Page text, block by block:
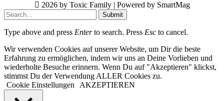
2026 by Toxic Family | Powered by SmartMag
Submit
Type above and press Enterto search. Press Esc to cancel.
Wir verwenden Cookies auf unserer Website, um Dir die beste
Erfahrung zu ermöglichen, indem wir uns an Deine Vorlieben und
wiederholte Besuche erinnern. Wenn Du auf "Akzeptieren" klickst,
stimmst Du der Verwendung ALLER Cookies zu.
Cookie Einstellungen
AKZEPTIEREN